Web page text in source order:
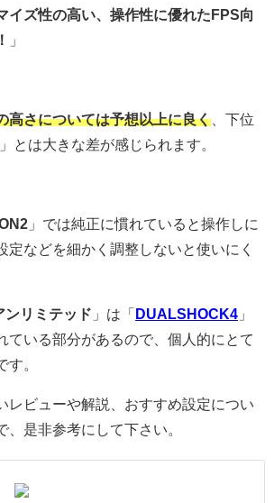
イズ性の高い、操作性に優れたFPS向
」
高さについては予想以上に良く 、下位
」とは大きな差が感じられます。
」では純正に慣れていると操作しに
定などを細かく調整しないと使いにく
ンリミテッド 」は「 DUALSHOCK4 」
ている部分があるので、個人的にとて
す。
レビューや解説、おすすめ設定につい
、是非参考にして下さい。